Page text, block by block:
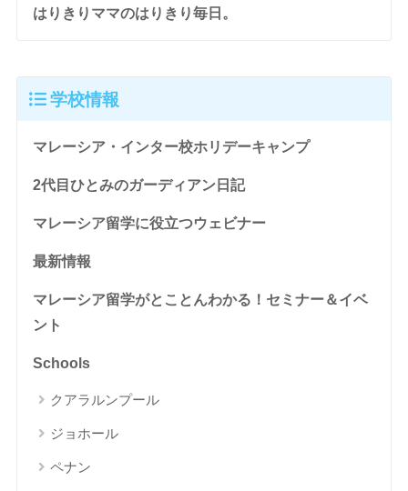
はりきりママのはりきり毎日。
学校情報
マレーシア・インター校ホリデーキャンプ
2代目ひとみのガーディアン日記
マレーシア留学に役立つウェビナー
最新情報
マレーシア留学がとことんわかる！セミナー＆イベ
ント
Schools
クアラルンプール
ジョホール
ペナン